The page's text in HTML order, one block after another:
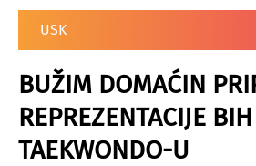
USK
BUŽIM DOMAĆIN
REPREZENTACIJE
TAEKWONDO-U